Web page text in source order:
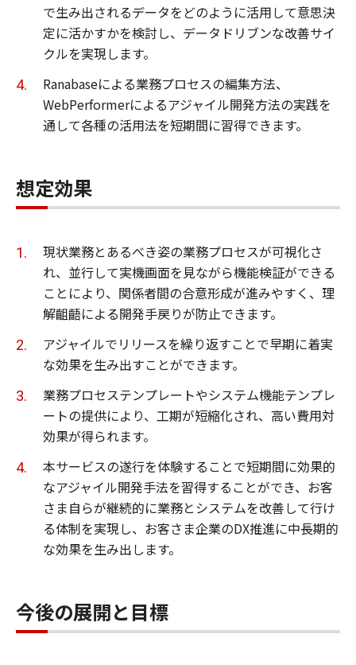
で生み出されるデータをどのように活用して意思決
定に活かすかを検討し、データドリブンな改善サイ
クルを実現します。
Ranabaseによる業務プロセスの編集方法、
WebPerformerによるアジャイル開発方法の実践を
通して各種の活用法を短期間に習得できます。
想定効果
現状業務とあるべき姿の業務プロセスが可視化さ
れ、並行して実機画面を見ながら機能検証ができる
ことにより、関係者間の合意形成が進みやすく、理
解齟齬による開発手戻りが防止できます。
アジャイルでリリースを繰り返すことで早期に着実
な効果を生み出すことができます。
業務プロセステンプレートやシステム機能テンプレ
ートの提供により、工期が短縮化され、高い費用対
効果が得られます。
本サービスの遂行を体験することで短期間に効果的
なアジャイル開発手法を習得することができ、お客
さま自らが継続的に業務とシステムを改善して行け
る体制を実現し、お客さま企業のDX推進に中長期的
な効果を生み出します。
今後の展開と目標